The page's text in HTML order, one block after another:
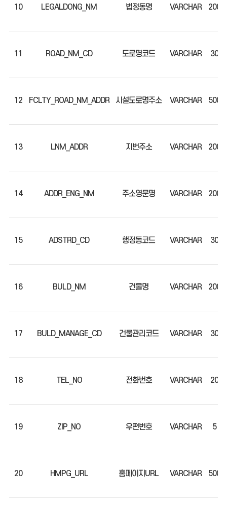
10 LEGALDONG_NM 법정동명 VARCHAR 200
11 ROAD_NM_CD 도로명코드 VARCHAR 30
12 FCLTY_ROAD_NM_ADDR 시설도로명주소 VARCHAR 500
13 LNM_ADDR 지번주소 VARCHAR 200
14 ADDR_ENG_NM 주소영문명 VARCHAR 200
15 ADSTRD_CD 행정동코드 VARCHAR 30
16 BULD_NM 건물명 VARCHAR 200
17 BULD_MANAGE_CD 건물관리코드 VARCHAR 30
18 TEL_NO 전화번호 VARCHAR 20
19 ZIP_NO 우편번호 VARCHAR 5
20 HMPG_URL 홈페이지URL VARCHAR 500